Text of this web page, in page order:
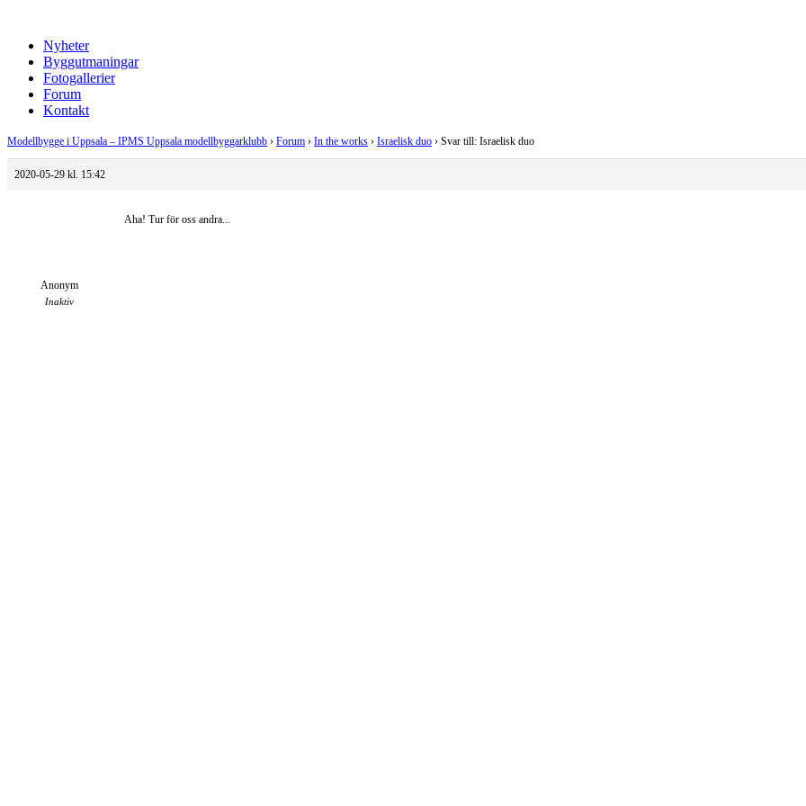
Nyheter
Byggutmaningar
Fotogallerier
Forum
Kontakt
Modellbygge i Uppsala – IPMS Uppsala modellbyggarklubb › Forum › In the works › Israelisk duo › Svar till: Israelisk duo
2020-05-29 kl. 15:42
Anonym
Inaktiv
Aha! Tur för oss andra...